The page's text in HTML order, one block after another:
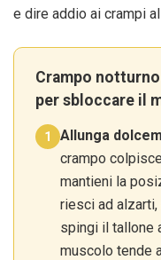
e dire addio ai crampi
Crampo
per sbloccare il
1 Allunga
crampo
mantieni la
riesci ad alzarti,
spingi il tallone
muscolo tende